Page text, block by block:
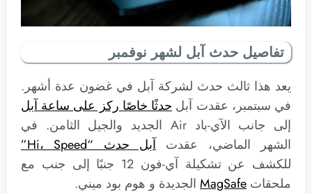
تفاصيل حدث آبل لشهر نوفمبر
يعد هذا ثالث حدث لشركة آبل في غضون عدة أشهر.
في سبتمبر، عقدت آبل حدثًا خاصًا ركز على ساعة آبل
إلى جانب الآي-باد Air الجديد والجيل الثامن. في
الشهر الماضي، عقدتآبل حدث “Hi، Speed”
للكشف عن تشكيلة آي-فون 12 جنبًا إلى جنب مع
ملحقات MagSafe الجديدة و هوم بود ميني.